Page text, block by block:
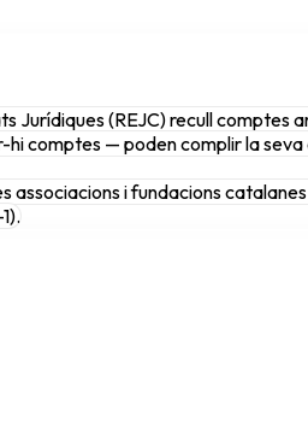
Jurídiques (REJC) recull comptes
hi comptes — poden complir la
associacions i fundacions